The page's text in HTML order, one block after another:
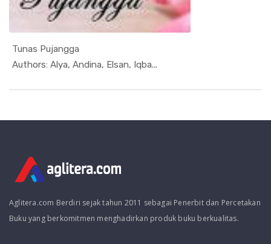
Tunas Pujangga
Authors: Alya, Andina, Elsan, Iqba...
In Kumpula...
Aglitera.com Berdiri sejak tahun 2011 sebagai Penerbit dan Percetakan
Buku yang berkomitmen menghadirkan produk buku berkualitas.